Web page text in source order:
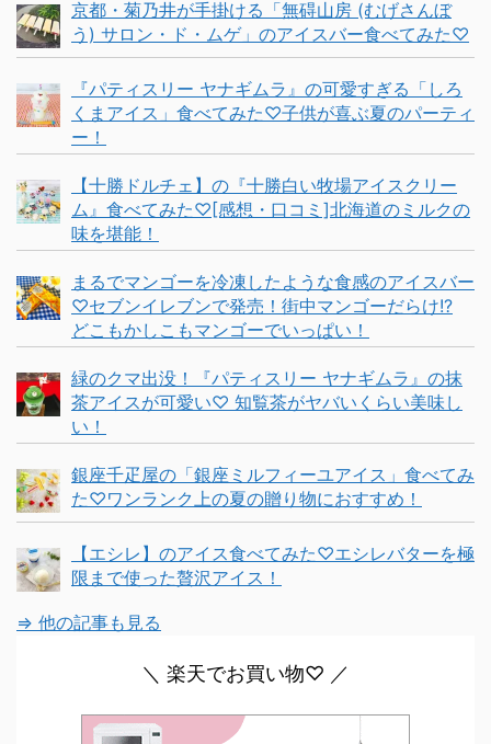
京都・菊乃井が手掛ける「無碍山房 (むげさんぼ
う) サロン・ド・ムゲ」のアイスバー食べてみた♡
『パティスリー ヤナギムラ』の可愛すぎる「しろ
くまアイス」食べてみた♡子供が喜ぶ夏のパーティ
ー！
【十勝ドルチェ】の『十勝白い牧場アイスクリー
ム』食べてみた♡[感想・口コミ]北海道のミルクの
味を堪能！
まるでマンゴーを冷凍したような食感のアイスバー
♡セブンイレブンで発売！街中マンゴーだらけ!?
どこもかしこもマンゴーでいっぱい！
緑のクマ出没！『パティスリー ヤナギムラ』の抹
茶アイスが可愛い♡ 知覧茶がヤバいくらい美味し
い！
銀座千疋屋の「銀座ミルフィーユアイス」食べてみ
た♡ワンランク上の夏の贈り物におすすめ！
【エシレ】のアイス食べてみた♡エシレバターを極
限まで使った贅沢アイス！
⇒ 他の記事も見る
＼ 楽天でお買い物♡ ／